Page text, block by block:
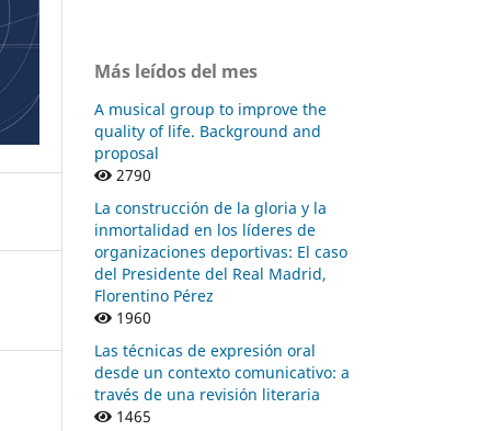
Más leídos del mes
A musical group to improve the
quality of life. Background and
proposal
2790
La construcción de la gloria y la
inmortalidad en los líderes de
organizaciones deportivas: El caso
del Presidente del Real Madrid,
Florentino Pérez
1960
Las técnicas de expresión oral
desde un contexto comunicativo: a
través de una revisión literaria
1465